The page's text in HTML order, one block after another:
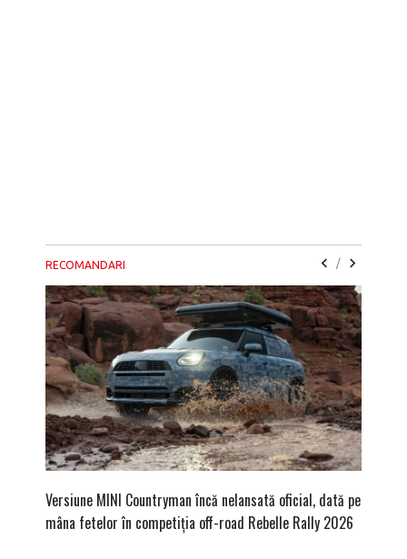
RECOMANDARI /
Versiune MINI Countryman încă nelansată oficial, dată pe
mâna fetelor în competiția off-road Rebelle Rally 2026